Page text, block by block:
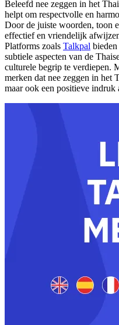
Beleefd nee zeggen in het
helpt om respectvolle en
Door de juiste woorden, toon
effectief en vriendelijk
Platforms zoals Talkpal
subtiele aspecten van de
culturele begrip te verdiepen.
merken dat nee zeggen in het
maar ook een positieve indruk